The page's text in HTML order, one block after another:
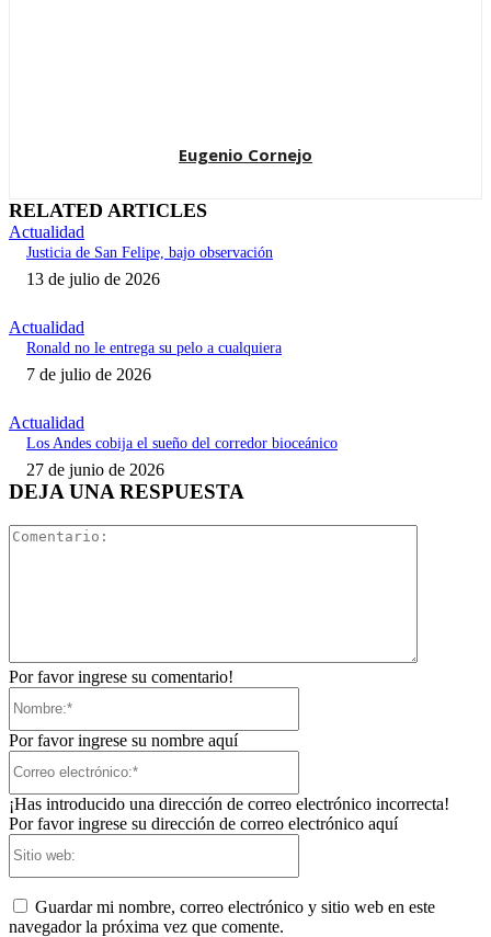
Eugenio Cornejo
RELATED ARTICLES
Actualidad
Justicia de San Felipe, bajo observación
13 de julio de 2026
Actualidad
Ronald no le entrega su pelo a cualquiera
7 de julio de 2026
Actualidad
Los Andes cobija el sueño del corredor bioceánico
27 de junio de 2026
DEJA UNA RESPUESTA
Por favor ingrese su comentario!
Por favor ingrese su nombre aquí
¡Has introducido una dirección de correo electrónico incorrecta!
Por favor ingrese su dirección de correo electrónico aquí
Guardar mi nombre, correo electrónico y sitio web en este
navegador la próxima vez que comente.